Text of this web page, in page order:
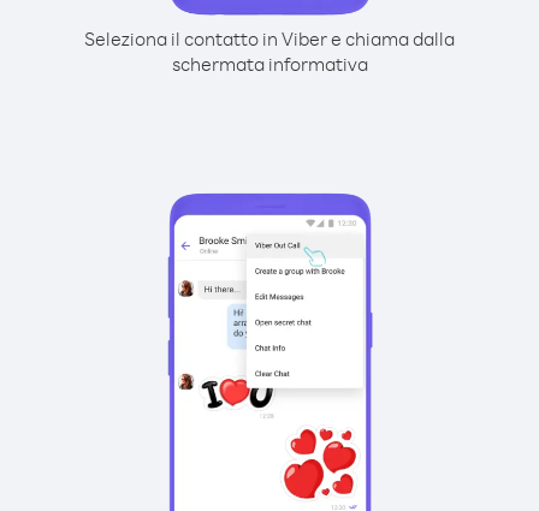
Seleziona il contatto in Viber e chiama dalla
schermata informativa